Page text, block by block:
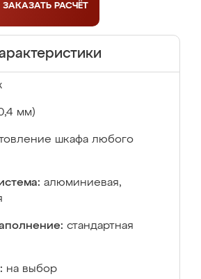
ЗАКАЗАТЬ РАСЧЁТ
мм)
шкафа любого
алюминиевая,
стандартная
на выбор